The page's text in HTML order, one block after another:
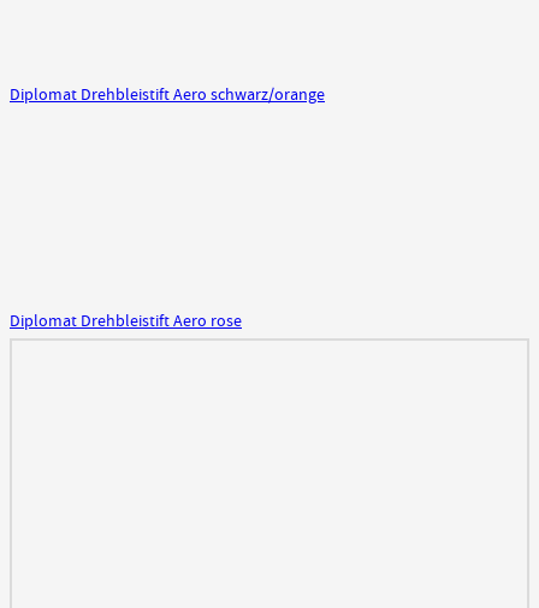
Diplomat Drehbleistift Aero schwarz/orange
Diplomat Drehbleistift Aero rose